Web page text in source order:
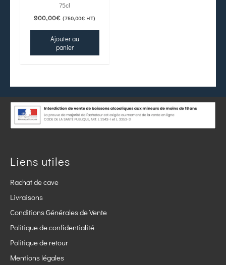
75cl
900,00€ (750,00€ HT)
Ajouter au
panier
Liens utiles
Rachat de cave
Livraisons
Conditions Générales de Vente
Politique de confidentialité
Politique de retour
Mentions légales